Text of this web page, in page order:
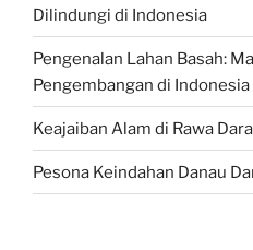
Dilindungi di Indonesia
Pengenalan Lahan Basah:
Pengembangan di Indonesia
Keajaiban Alam di Rawa
Pesona Keindahan Danau